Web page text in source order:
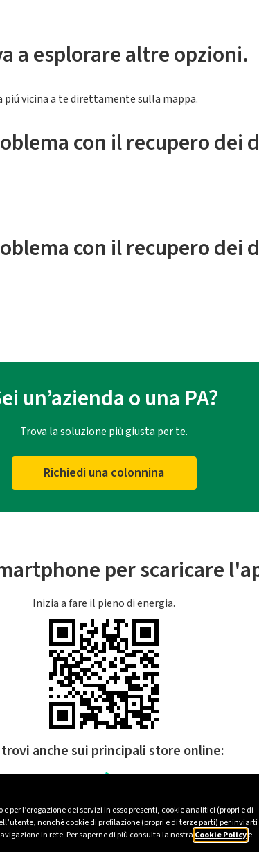
l’erogazione dei servizi in esso presenti, cookie analitici (propri e di
nonché cookie di profilazione (propri e di terze parti) per inviarti
in rete. Per saperne di più consulta la nostra Cookie Policye
a esplorare altre opzioni.
vicina a te direttamente sulla mappa.
con il recupero dei
con il recupero dei
un’azienda o una PA?
Trova la soluzione più giusta per te.
Richiedi una colonnina
per scaricare
Inizia a fare il pieno di energia.
trovi anche sui principali store online: